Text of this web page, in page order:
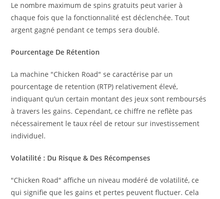
Le nombre maximum de spins gratuits peut varier à
chaque fois que la fonctionnalité est déclenchée. Tout
argent gagné pendant ce temps sera doublé.
Pourcentage De Rétention
La machine "Chicken Road" se caractérise par un
pourcentage de retention (RTP) relativement élevé,
indiquant qu’un certain montant des jeux sont remboursés
à travers les gains. Cependant, ce chiffre ne reflète pas
nécessairement le taux réel de retour sur investissement
individuel.
Volatilité : Du Risque & Des Récompenses
"Chicken Road" affiche un niveau modéré de volatilité, ce
qui signifie que les gains et pertes peuvent fluctuer. Cela